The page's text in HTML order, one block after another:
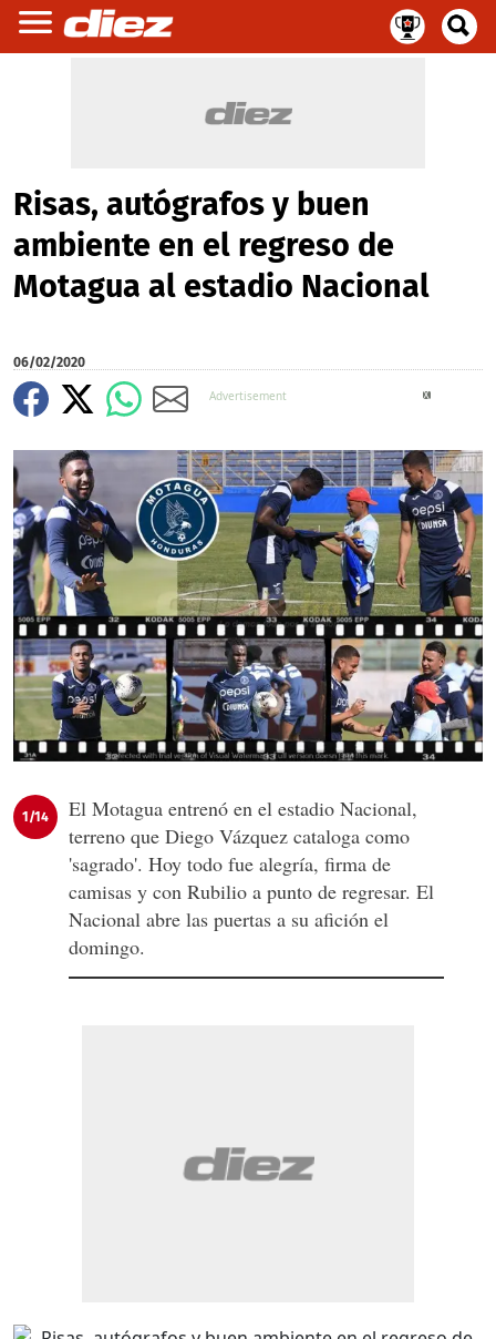
Risas, autógrafos y buen
ambiente en el regreso de
Motagua al estadio Nacional
06/02/2020
1/14
El Motagua entrenó en el estadio Nacional,
terreno que Diego Vázquez cataloga como
'sagrado'. Hoy todo fue alegría, firma de
camisas y con Rubilio a punto de regresar. El
Nacional abre las puertas a su afición el
domingo.
X